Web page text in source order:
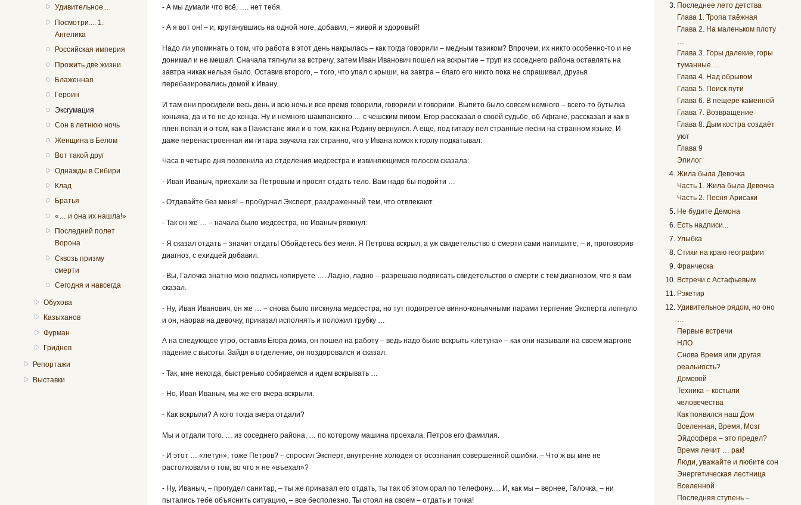
Удивительное...
Посмотри.... 1.
Ангелика
Российская империя
Прожить две жизни
Блаженная
Героин
Эксгумация
Сон в летнюю ночь
Женщина в Белом
Вот такой друг
Однажды в Сибири
Клад
Братья
«… и она их нашла!»
Последний полет
Ворона
Сквозь призму
смерти
Сегодня и навсегда
Обухова
Казыханов
Фурман
Гриднев
Репортажи
Выставки
- А мы думали что всё, …. нет тебя.
- А я вот он! – и, крутанувшись на одной ноге, добавил, – живой и здоровый!
Надо ли упоминать о том, что работа в этот день накрылась – как тогда говорили – медным тазиком? Впрочем, их никто особенно-то и не
донимал и не мешал. Сначала тяпнули за встречу, затем Иван Иванович пошел на вскрытие – труп из соседнего района оставлять на
завтра никак нельзя было. Оставив второго, – того, что упал с крыши, на завтра – благо его никто пока не спрашивал, друзья
перебазировались домой к Ивану.
И там они просидели весь день и всю ночь и все время говорили, говорили и говорили. Выпито было совсем немного – всего-то бутылка
коньяка, да и то не до конца. Ну и немного шампанского … с чешским пивом. Егор рассказал о своей судьбе, об Афгане, рассказал и как в
плен попал и о том, как в Пакистане жил и о том, как на Родину вернулся. А еще, под гитару пел странные песни на странном языке. И
даже перенастроенная им гитара звучала так странно, что у Ивана комок к горлу подкатывал.
Часа в четыре дня позвонила из отделения медсестра и извиняющимся голосом сказала:
- Иван Иваныч, приехали за Петровым и просят отдать тело. Вам надо бы подойти …
- Отдавайте без меня! – пробурчал Эксперт, раздраженный тем, что отвлекают.
- Так он же … – начала было медсестра, но Иваныч рявкнул:
- Я сказал отдать – значит отдать! Обойдетесь без меня. Я Петрова вскрыл, а уж свидетельство о смерти сами напишите, – и, проговорив
диагноз, с ехидцей добавил:
- Вы, Галочка знатно мою подпись копируете …. Ладно, ладно – разрешаю подписать свидетельство о смерти с тем диагнозом, что я вам
сказал.
- Ну, Иван Иванович, он же … – снова было пискнула медсестра, но тут подогретое винно-коньячными парами терпение Эксперта лопнуло
и он, наорав на девочку, приказал исполнять и положил трубку …
А на следующее утро, оставив Егора дома, он пошел на работу – ведь надо было вскрыть «летуна» – как они называли на своем жаргоне
падение с высоты. Зайдя в отделение, он поздоровался и сказал:
- Так, мне некогда, быстренько собираемся и идем вскрывать …
- Но, Иван Иваныч, мы же его вчера вскрыли.
- Как вскрыли? А кого тогда вчера отдали?
Мы и отдали того. … из соседнего района, … по которому машина проехала. Петров его фамилия.
- И этот … «летун», тоже Петров? – спросил Эксперт, внутренне холодея от осознания совершенной ошибки. – Что ж вы мне не
растолковали о том, во что я не «въехал»?
- Ну, Иваныч, – прогудел санитар, – ты же приказал его отдать, ты так об этом орал по телефону.… И, как мы – вернее, Галочка, – ни
пытались тебе объяснить ситуацию, – все бесполезно. Ты стоял на своем – отдать и точка!
Последнее лето детства
Глава 1. Тропа таёжная
Глава 2. На маленьком плоту
…
Глава 3. Горы далекие, горы
туманные …
Глава 4. Над обрывом
Глава 5. Поиск пути
Глава 6. В пещере каменной
Глава 7. Возвращение
Глава 8. Дым костра создаёт
уют
Глава 9
Эпилог
Жила была Девочка
Часть 1. Жила была Девочка
Часть 2. Песня Арисаки
Не будите Демона
Есть надписи...
Улыбка
Стихи на краю географии
Франческа
Встречи с Астафьевым
Рэкетир
Удивительное рядом, но оно
…
Первые встречи
НЛО
Снова Время или другая
реальность?
Домовой
Техника – костыли
человечества
Как появился наш Дом
Вселенная, Время, Мозг
Эйдосфера – это предел?
Время лечит … рак!
Люди, уважайте и любите сон
Энергетическая лестница
Вселенной
Последняя ступень –